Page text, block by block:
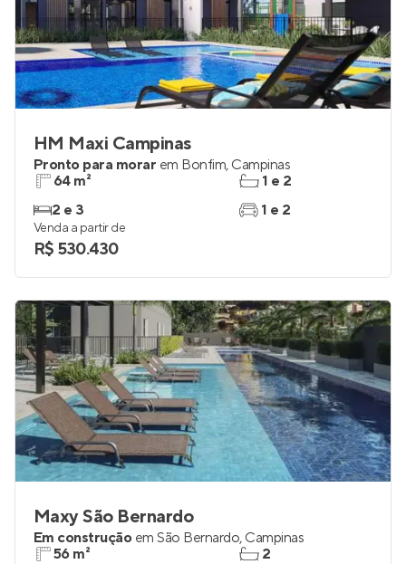
HM Maxi Campinas
Pronto para morar em Bonfim, Campinas
64 m²
2 e 3
1 e 2
1 e 2
Venda a partir de
R$ 530.430
Maxy São Bernardo
Em construção em São Bernardo, Campinas
56 m²
2